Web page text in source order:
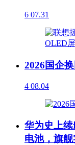
6 07.31
2026国企
4 08.04
华为史上
电池，旗